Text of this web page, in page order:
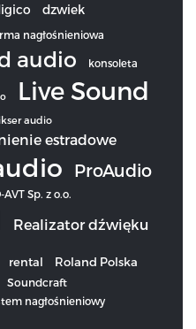
dzwiek
nagłośnieniowa
audio konsoleta
Live Sound
audio
estradowe
ProAudio
Sp. z o.o.
Realizator dźwięku
rental Roland Polska
Soundcraft
nagłośnieniowy